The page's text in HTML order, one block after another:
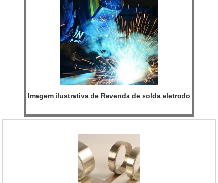
Imagem ilustrativa de Revenda de solda eletrodo